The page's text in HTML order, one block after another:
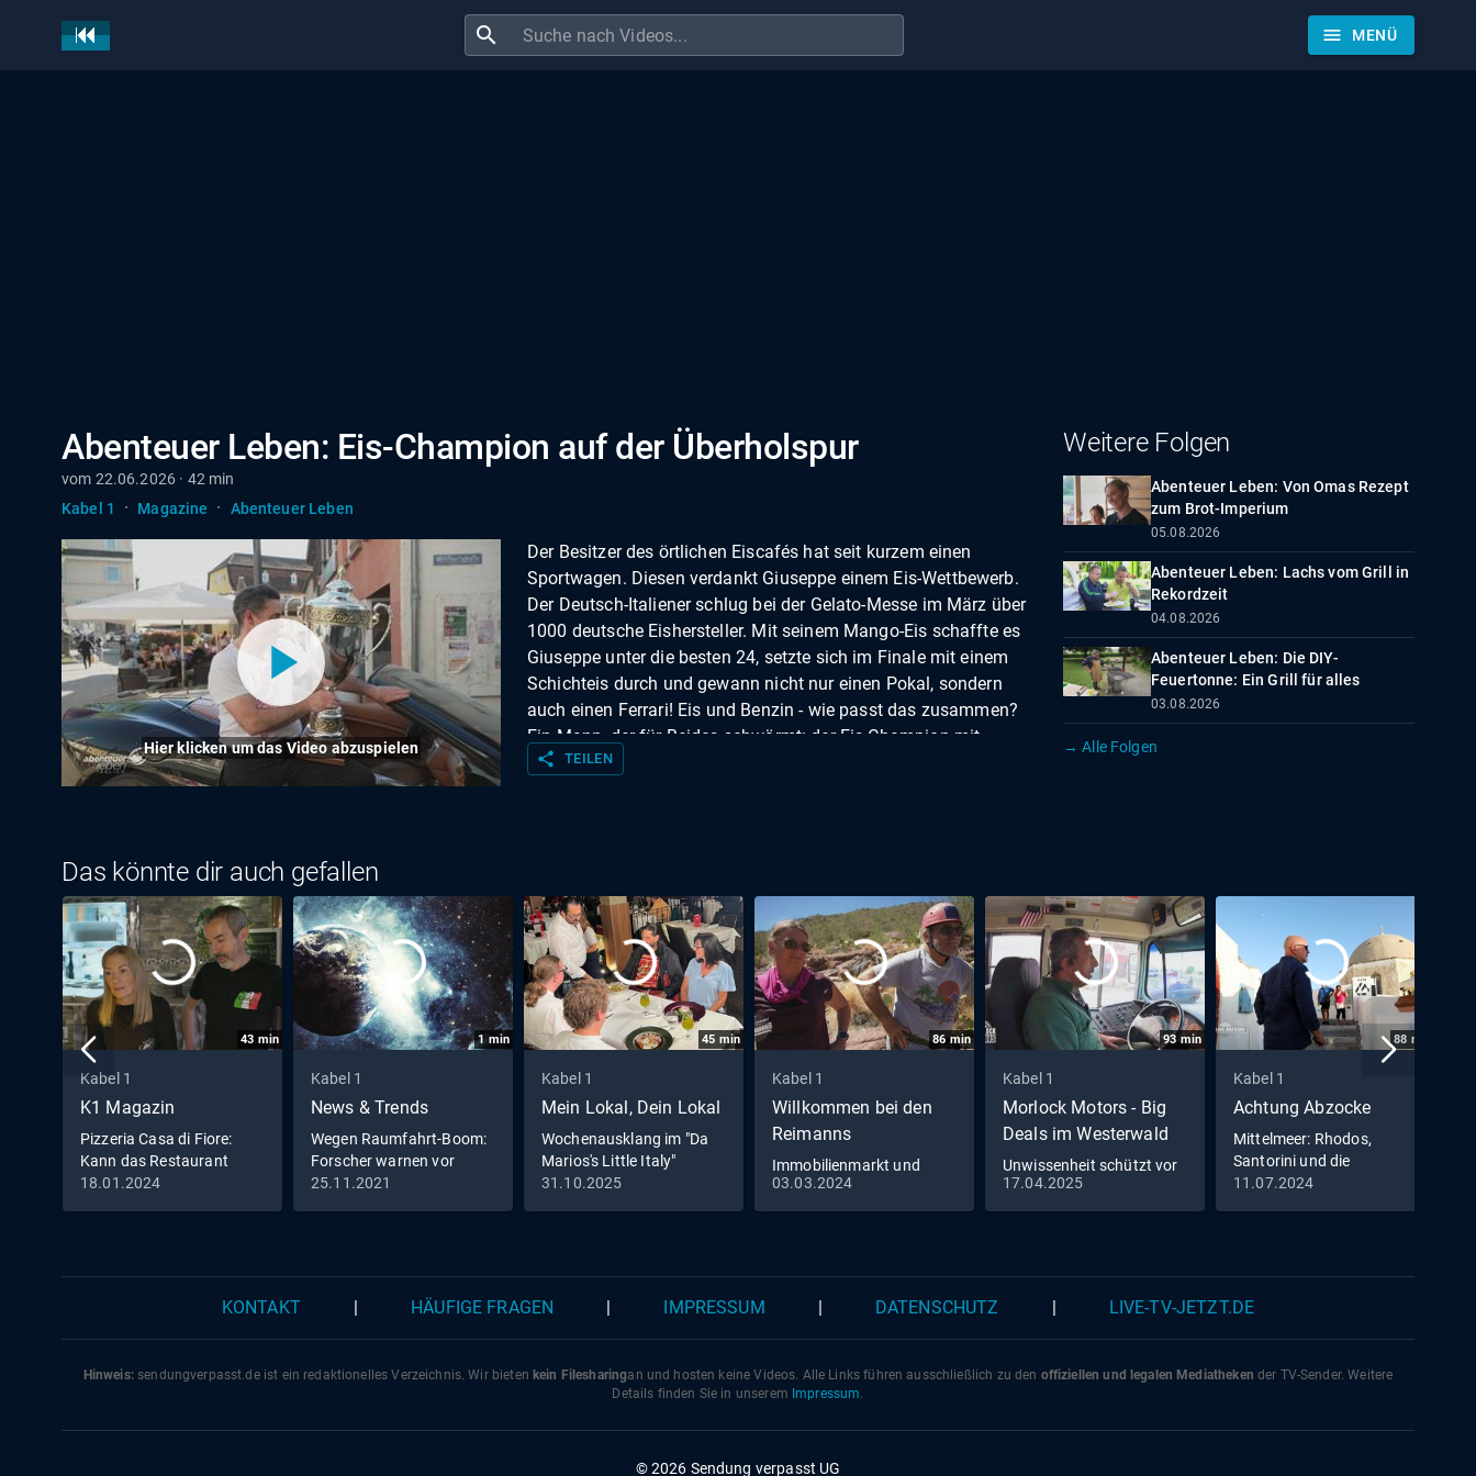
search menu MENÜ
Abenteuer Leben: Eis-Champion auf der Überholspur
vom 22.06.2026 · 42 min
Kabel 1
· Magazine · Abenteuer Leben
Hier klicken um das Video abzuspielen
Der Besitzer des örtlichen Eiscafés hat seit kurzem einen
Sportwagen. Diesen verdankt Giuseppe einem Eis-Wettbewerb.
Der Deutsch-Italiener schlug bei der Gelato-Messe im März über
1000 deutsche Eishersteller. Mit seinem Mango-Eis schaffte es
Giuseppe unter die besten 24, setzte sich im Finale mit einem
Schichteis durch und gewann nicht nur einen Pokal, sondern
auch einen Ferrari! Eis und Benzin - wie passt das zusammen?
Ein Mann, der für Beides schwärmt: der Eis-Champion mit
Benzin im Blut!
share TEILEN
Weitere Folgen
Abenteuer Leben: Von Omas Rezept
zum Brot-Imperium
05.08.2026
Abenteuer Leben: Lachs vom Grill in
Rekordzeit
04.08.2026
Abenteuer Leben: Die DIY-
Feuertonne: Ein Grill für alles
03.08.2026
→ Alle Folgen
Das könnte dir auch gefallen
43 min
Kabel 1
K1 Magazin
Pizzeria Casa di Fiore:
Kann das Restaurant
dank Frank Rosin endlich
18.01.2024
1min
Kabel 1
News & Trends
Wegen Raumfahrt-Boom:
Forscher warnen vor
bevorstehender Alien-
25.11.2021
45 min
Kabel 1
Mein Lokal, Dein Lokal
Wochenausklang im "Da
Marios's Little Italy"
31.10.2025
86 min
Kabel 1
Willkommen bei den
Reimanns
Immobilienmarkt und
Romantik pur - Die
Reimanns erneuern ihr
03.03.2024
93 min
Kabel 1
Morlock Motors - Big
Deals im Westerwald
Unwissenheit schützt vor
Strafe nicht - Michaels
Begegnung mit der US-
17.04.2025
88 min
Kabel 1
Achtung Abzocke
Mittelmeer: Rhodos,
Santorini und die
überteuerten Preise
11.07.2024
KONTAKT HÄUFIGE FRAGEN IMPRESSUM DATENSCHUTZ LIVE-TV-JETZT.DE
Hinweis:sendungverpasst.deist ein redaktionelles Verzeichnis. Wir bieten kein Filesharingan und hosten keine Videos. Alle Links führen ausschließlich zu den offiziellen und legalen Mediatheken der TV-Sender. Weitere
Details finden Sie in unserem Impressum.
© 2026 Sendung verpasst UG